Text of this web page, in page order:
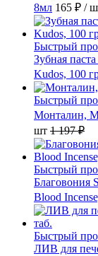
8мл 165 ₽ /
Быстрый
Зубная
Kudos, 100
Быстрый
Монталин,
шт 1 197 ₽
Быстрый
Благовония
Blood
Быстрый
ЛИВ для